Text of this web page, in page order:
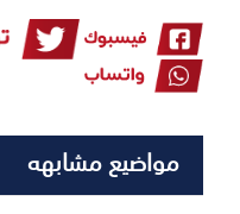
مواضيع مشابهه